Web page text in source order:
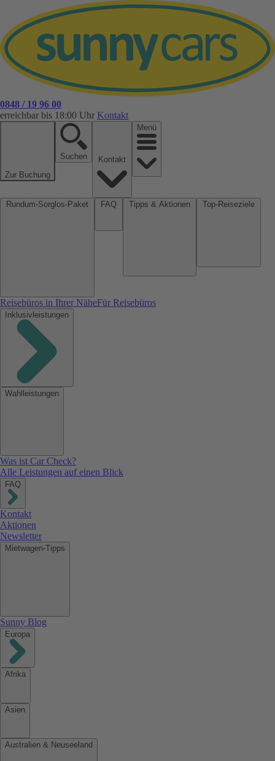
0848 / 19 96 00
erreichbar bis 18:00 Uhr Kontakt
Zur Buchung
Suchen
Menü
Reisebüros in Ihrer NäheFür Reisebüros
Inklusivleistungen
Wahlleistungen
Was ist Car Check?
Alle Leistungen auf einen Blick
FAQ
Kontakt
Aktionen
Newsletter
Mietwagen-Tipps
Sunny Blog
Europa
Afrika
Asien
Australien & Neuseeland